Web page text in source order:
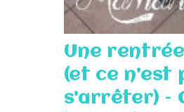
Une
(et ce n’est
s’arrêter) –